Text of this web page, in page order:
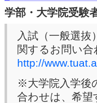
学部・大学院受験
入試（一般選
関するお問い
http://
※大学院入学後
合わせは、希望